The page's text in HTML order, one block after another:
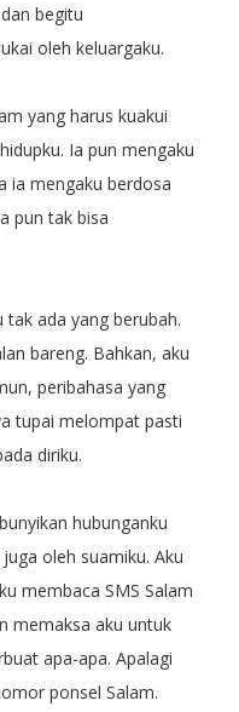
begitu
oleh keluargaku.
yang harus kuakui
Ia pun mengaku
ia mengaku berdosa
pun tak bisa
tak ada yang berubah.
bareng. Bahkan, aku
peribahasa yang
tupai melompat pasti
diriku.
hubunganku
oleh suamiku. Aku
membaca SMS Salam
memaksa aku untuk
apa-apa. Apalagi
ponsel Salam.